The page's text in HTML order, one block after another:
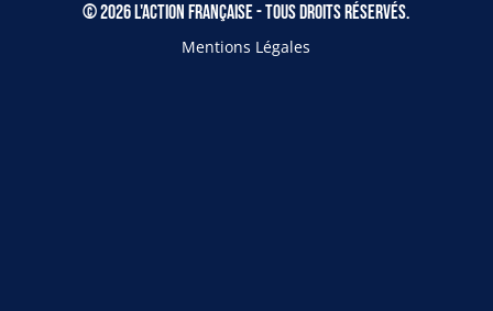
© 2026 L'Action Française - Tous droits réservés.
Mentions Légales